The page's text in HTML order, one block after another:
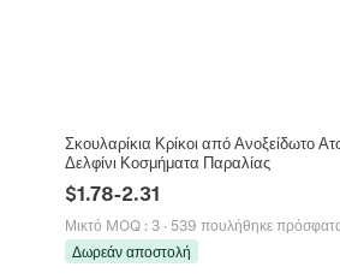
Σκουλαρίκια Κρίκοι από Ανοξείδωτο
Δελφίνι Κοσμήματα Παραλίας
$1.78-2.31
Μικτό MOQ: 3· 539 πουλήθηκε
Δωρεάν αποστολή